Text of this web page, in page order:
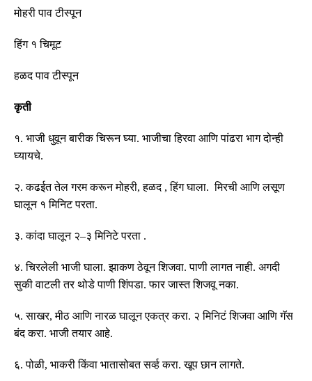
मोहरी पावटीस्पून
हिंग १ चिमूट
हळद पावटीस्पून
कृती
१. भाजी धुवून बारीक चिरून घ्या. भाजीचा हिरवा आणि पांढरा भाग दोन्ही
घ्यायचे.
२.कढईत तेल गरम करून मोहरी,हळद ,हिंग घाला.मिरची आणि लसूण
घालून १ मिनिट परता.
३.कांदा घालून २–३ मिनिटे परता .
४.चिरलेली भाजी घाला.झाकण ठेवून शिजवा.पाणी लागत नाही. अगदी
सुकी वाटली तर थोडे पाणी शिंपडा.फार जास्त शिजवू नका.
५.साखर,मीठ आणि नारळ घालून एकत्र करा. २ मिनिटं शिजवा आणि गॅस
बंद करा. भाजी तयार आहे.
६.पोळी, भाकरी किंवा भातासोबतसर्व्ह करा.खूप छान लागते.